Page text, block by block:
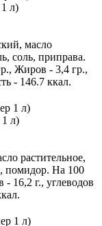
л)
масло
соль, приправа.
Жиров - 3,4 гр.,
- 146.7 ккал.
л)
растительное,
помидор. На 100
16,2 г., углеводов